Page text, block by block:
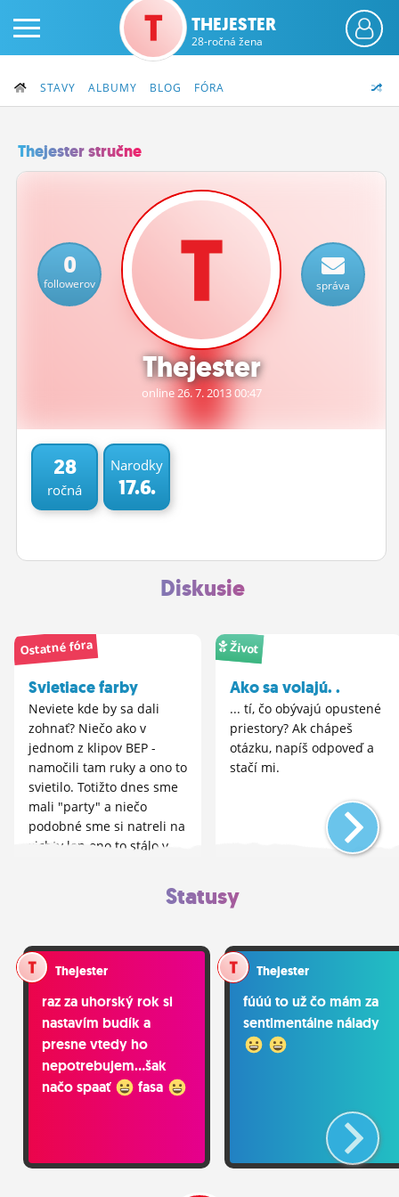
PRIHLÁS SA
ČINŽIAK
FÓRUM
STATUSY
OBRÁZKY
MÔJ PROFIL
NASTAVENIA
THEJESTER
28-ročná žena
STAVY ALBUMY BLOG FÓRA
Thejester stručne
Thejester
online 26.7.2013 00:47
0
followerov správa
28
ročná
Narodky
17.6.
Diskusie
Ostatné fóra
Svietiace farby
Neviete kde by sa dali
zohnať? Niečo ako v
jednom z klipov BEP -
namočili tam ruky a ono to
svietilo. Totižto dnes sme
mali "party" a niečo
podobné sme si natreli na
xichty len ono to stálo v
Život
Ako sa volajú. .
... tí, čo obývajú opustené
priestory? Ak chápeš
otázku, napíš odpoveď a
stačí mi.
Statusy
Thejester
raz za uhorský rok si
nastavím budík a
presne vtedy ho
nepotrebujem...šak
načo spaať
fasa
Thejester
fúúú to už čo mám za
sentimentálne nálady